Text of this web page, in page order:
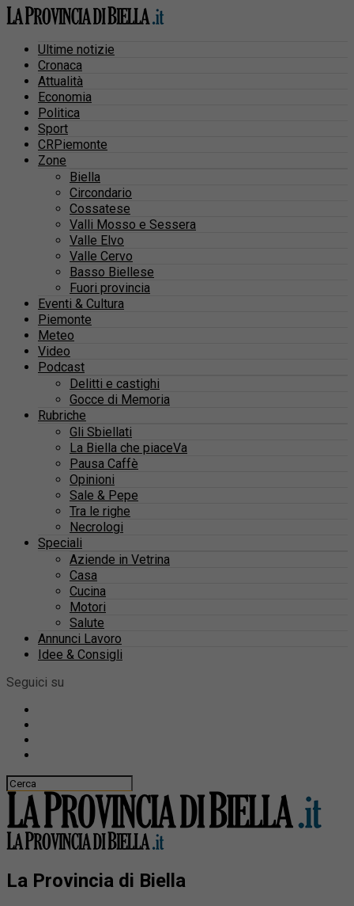
Ultime notizie
Cronaca
Attualità
Economia
Politica
Sport
CRPiemonte
Zone
Biella
Circondario
Cossatese
Valli Mosso e Sessera
Valle Elvo
Valle Cervo
Basso Biellese
Fuori provincia
Eventi & Cultura
Piemonte
Meteo
Video
Podcast
Delitti e castighi
Gocce di Memoria
Rubriche
Gli Sbiellati
La Biella che piaceVa
Pausa Caffè
Opinioni
Sale & Pepe
Tra le righe
Necrologi
Speciali
Aziende in Vetrina
Casa
Cucina
Motori
Salute
Annunci Lavoro
Idee & Consigli
Seguici su
La Provincia di Biella